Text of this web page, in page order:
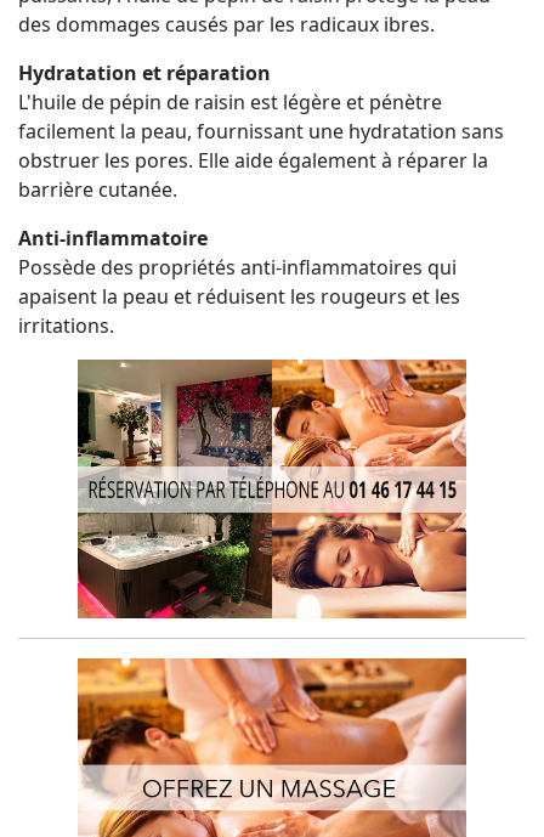
des dommages causés par les radicaux ibres.
Hydratation et réparation
L'huile de pépin de raisin est légère et pénètre
facilement la peau, fournissant une hydratation sans
obstruer les pores. Elle aide également à réparer la
barrière cutanée.
Anti-inflammatoire
Possède des propriétés anti-inflammatoires qui
apaisent la peau et réduisent les rougeurs et les
irritations.